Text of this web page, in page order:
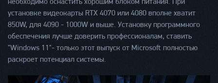
необходимо оснастить хорошим блоком питания. При
установке видеокарты RTX 4070 или 4080 вполне хватит
850W, для 4090 - 1000W и выше. Установку программного
обеспечения лучше доверить профессионалам, ставить
"Windows 11"- только этот выпуск от Microsoft полностью
раскроет потенциал системы.